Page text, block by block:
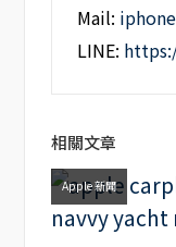
Mail:
LINE:
相關文章
Apple 新聞